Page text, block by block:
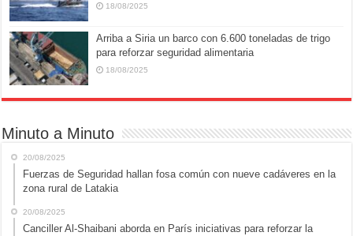
18/08/2025
Arriba a Siria un barco con 6.600 toneladas de trigo
para reforzar seguridad alimentaria
18/08/2025
Minuto a Minuto
20/08/2025
Fuerzas de Seguridad hallan fosa común con nueve cadáveres en la
zona rural de Latakia
20/08/2025
Canciller Al-Shaibani aborda en París iniciativas para reforzar la